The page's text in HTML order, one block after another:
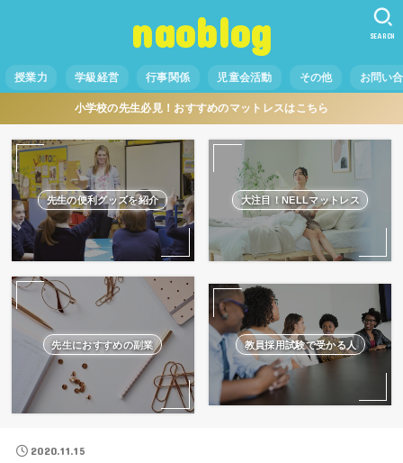
naoblog
授業力 学級経営 行事関係 児童会活動 その他 お問い
SEARCH
小学校の先生必見！おすすめのマットレスはこちら
先生の便利グッズを紹介 大注目！NELLマットレス
先生におすすめの副業 教員採用試験で受かる人
2020.11.15